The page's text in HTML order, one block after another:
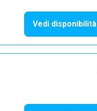
Vedi disponibilità